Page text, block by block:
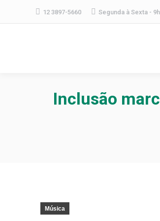
12 3897-5660 Segunda à Sexta -
Inclusão
Música